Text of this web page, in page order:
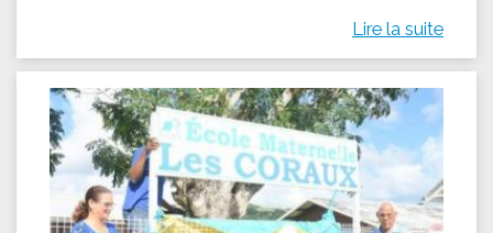
Lire la suite